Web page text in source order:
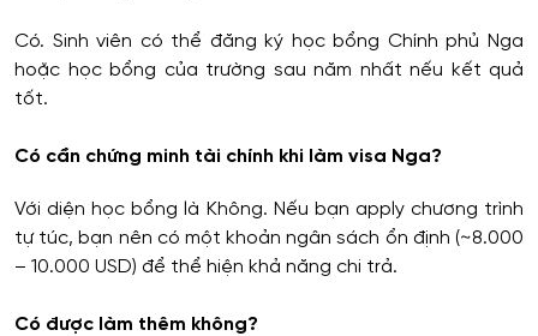
Có. Sinh viên có thể đăng ký học bổng Chính phủ Nga
hoặc học bổng của trường sau năm nhất nếu kết quả
tốt.
Có cần chứng minh tài chính khi làm visa Nga?
Với diện học bổng là Không. Nếu bạn apply chương trình
tự túc, bạn nên có một khoản ngân sách ổn định (~8.000
– 10.000 USD) để thể hiện khả năng chi trả.
Có được làm thêm không?